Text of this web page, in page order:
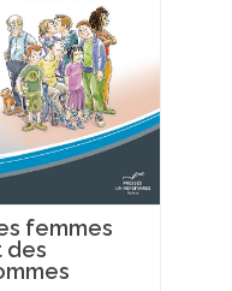
femmes
des